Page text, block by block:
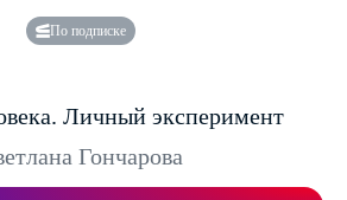
По подписке
Личный эксперимент
Гончарова